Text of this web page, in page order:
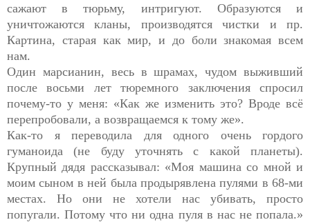
сажают в тюрьму, интригуют. Образуются и
уничтожаются кланы, производятся чистки и пр.
Картина, старая как мир, и до боли знакомая всем
нам.
Один марсианин, весь в шрамах, чудом выживший
после восьми лет тюремного заключения спросил
почему-то у меня: «Как же изменить это? Вроде всё
перепробовали, а возвращаемся к тому же».
Как-то я переводила для одного очень гордого
гуманоида (не буду уточнять с какой планеты).
Крупный дядя рассказывал: «Моя машина со мной и
моим сыном в ней была продырявлена пулями в 68-ми
местах. Но они не хотели нас убивать, просто
попугали. Потому что ни одна пуля в нас не попала.»